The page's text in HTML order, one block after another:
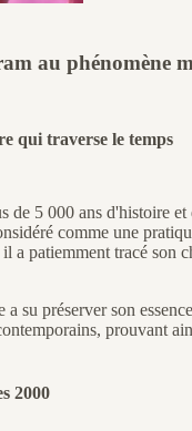
au phénomène
qui traverse le temps
de 5 000 ans d'histoire et
comme une
a patiemment tracé son
a su préserver son
prouvant
2000